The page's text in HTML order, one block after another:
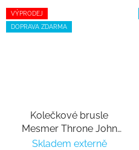
VÝPRODEJ
DOPRAVA ZDARMA
Kolečkové brusle
Mesmer Throne John
Bolino V1
Skladem externě